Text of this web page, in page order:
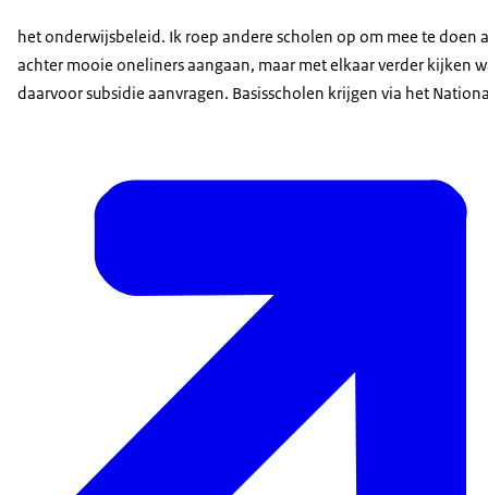
het onderwijsbeleid. Ik roep andere scholen op om mee te
achter mooie oneliners aangaan, maar met elkaar verder kijken
daarvoor subsidie aanvragen. Basisscholen krijgen via het